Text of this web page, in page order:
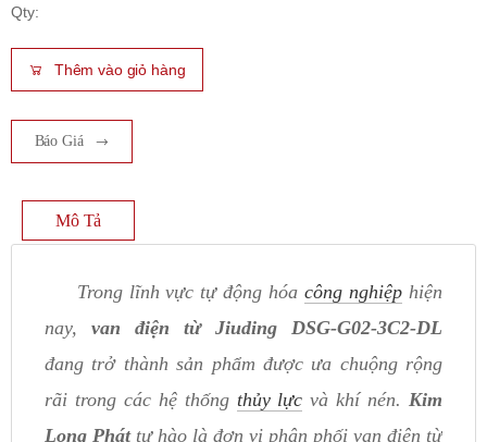
Qty:
Thêm vào giỏ hàng
Báo Giá
Mô Tả
Trong lĩnh vực tự động hóacông nghiệp hiện
nay, van điện từ Jiuding DSG-G02-3C2-DL
đang trở thành sản phẩm được ưa chuộng rộng
rãi trong các hệ thống thủy lực và khí nén.Kim
Long Pháttự hào là đơn vị phân phối van điện từ